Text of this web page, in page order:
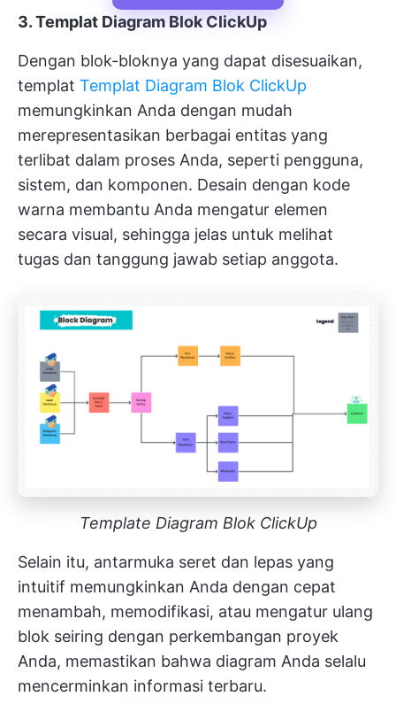
3. Templat Diagram Blok ClickUp
Dengan blok-bloknya yang dapat disesuaikan,
templat Templat Diagram Blok ClickUp
memungkinkan Anda dengan mudah
merepresentasikan berbagai entitas yang
terlibat dalam proses Anda, seperti pengguna,
sistem, dan komponen. Desain dengan kode
warna membantu Anda mengatur elemen
secara visual, sehingga jelas untuk melihat
tugas dan tanggung jawab setiap anggota.
Template Diagram Blok ClickUp
Selain itu, antarmuka seret dan lepas yang
intuitif memungkinkan Anda dengan cepat
menambah, memodifikasi, atau mengatur ulang
blok seiring dengan perkembangan proyek
Anda, memastikan bahwa diagram Anda selalu
mencerminkan informasi terbaru.